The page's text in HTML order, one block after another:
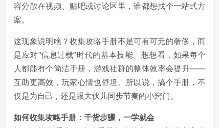
容分散在视频、贴吧或讨论区里，谁都想找个一站式方
案。
这现象说明啥？收集攻略手册不是可有可无的奢侈，而
是应对“信息过载”时代的基本技能。想想看，如果每个
人都能有个简洁手册，游戏社群的整体效率会提升——
互助更高效，玩家心情也舒坦。所以说，搞个手册，不
仅是为自己，还是跟大伙儿同步节奏的小窍门。
如何收集攻略手册：干货步骤，一学就会